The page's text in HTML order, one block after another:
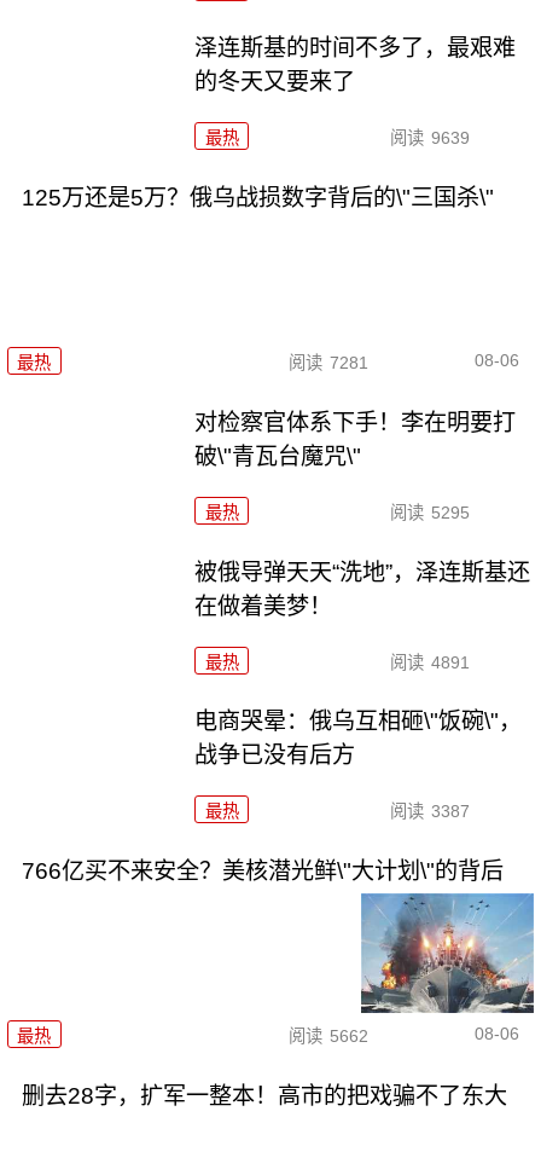
泽连斯基的时间不多了，最艰难
的冬天又要来了
最热 阅读 9639
125万还是5万？俄乌战损数字背后的\"三国杀\"
最热 阅读 7281 08-06
对检察官体系下手！李在明要打
破\"青瓦台魔咒\"
最热 阅读 5295
被俄导弹天天“洗地”，泽连斯基还
在做着美梦！
最热 阅读 4891
电商哭晕：俄乌互相砸\"饭碗\"，
战争已没有后方
最热 阅读 3387
766亿买不来安全？美核潜光鲜\"大计划\"的背后
最热 阅读 5662 08-06
删去28字，扩军一整本！高市的把戏骗不了东大